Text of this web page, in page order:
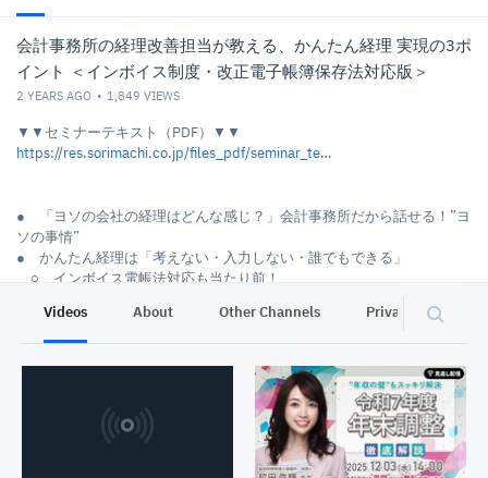
会計事務所の経理改善担当が教える、かんたん経理 実現の3ポ
イント ＜インボイス制度・改正電子帳簿保存法対応版＞
2 YEARS AGO 1,849 VIEWS
▼▼セミナーテキスト（PDF）▼▼
https://res.sorimachi.co.jp/files_pdf/seminar_text/ols_231218_text.pdf
● 「ヨソの会社の経理はどんな感じ？」会計事務所だから話せる！”ヨ
ソの事情”
● かんたん経理は「考えない・入力しない・誰でもできる」
○ インボイス電帳法対応も当たり前！
○ 領収書と請求書はペーパーレス
○ お金を支払うときはキャッシュレス
＜一般社団法人日本業務効率・情報安全機構 (iBeis）
株式会社ミッドランドITソリューション（ミッドランド税理士法人グ
Videos About Other Channels Privacy